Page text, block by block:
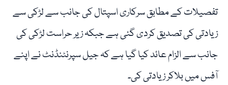
تفصیلات کے مطابق سرکاری اسپتال کی جانب سے لڑکی سے
زیادتی کی تصدیق کردی گئی ہے جبکہ زیر حراست لڑکی کی
جانب سے الزام عائد کیا گیا ہے کہ جیل سپرنٹنڈنٹ نے اپنے
آفس میں بلاکر زیادتی کی۔